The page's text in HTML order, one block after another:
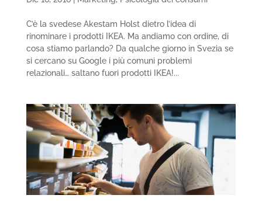
C’è la svedese Akestam Holst dietro l’idea di
rinominare i prodotti IKEA. Ma andiamo con ordine, di
cosa stiamo parlando? Da qualche giorno in Svezia se
si cercano su Google i più comuni problemi
relazionali… saltano fuori prodotti IKEA!...